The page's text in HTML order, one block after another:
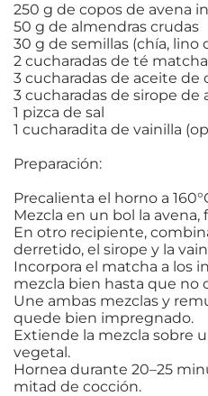
250 g de copos de avena
50 g de almendras crudas
30 g de semillas (chía, lino
2 cucharadas de té
3 cucharadas de aceite de
3 cucharadas de sirope de
1 pizca de sal
1 cucharadita de vainilla
Preparación:
Precalienta el horno a
Mezcla en un bol la avena,
En otro recipiente,
derretido, el sirope y la
Incorpora el matcha a los
mezcla bien hasta que no
Une ambas mezclas y
quede bien impregnado.
Extiende la mezcla sobre
vegetal.
Hornea durante 20–25
mitad de cocción.